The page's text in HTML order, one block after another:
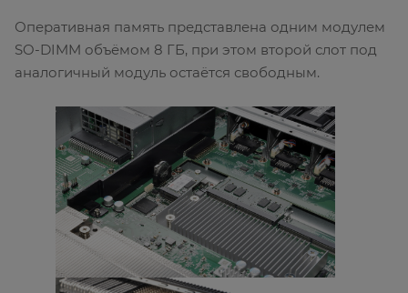
Оперативная память представлена одним модулем
SO-DIMM объёмом 8 ГБ, при этом второй слот под
аналогичный модуль остаётся свободным.